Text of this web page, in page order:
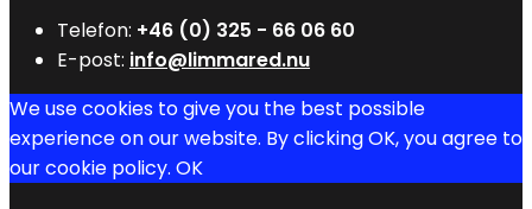
Telefon: +46 (0) 325 - 66 06 60
E-post: info@limmared.nu
We use cookies to give you the best possible
experience on our website. By clicking OK, you agree to
our cookie policy. OK